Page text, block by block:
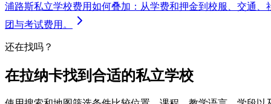
浦路斯私立学校费用如何叠加：从学费和押金到校服、交通、
团与考试费用。
还在找吗？
在拉纳卡找到合适的私立学校